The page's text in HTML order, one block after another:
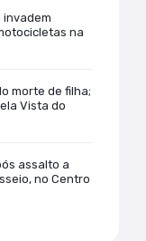
invadem
na
morte de filha;
Vista do
assalto a
no Centro